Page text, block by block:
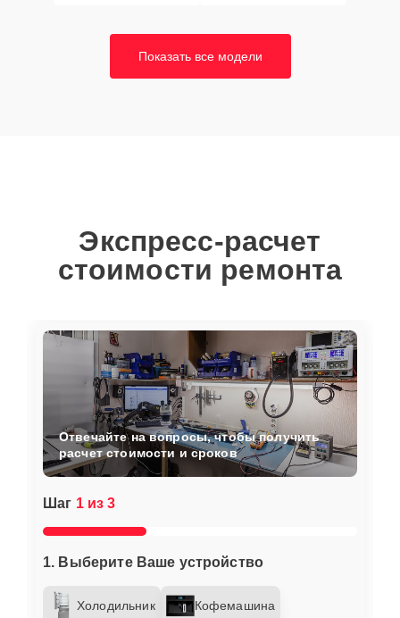
Показать все модели
Экспресс-расчет
стоимости ремонта
Шаг 1 из 3
1. Выберите Ваше устройство
Холодильник Кофемашина
Отвечайте на вопросы, чтобы получить
расчет стоимости и сроков